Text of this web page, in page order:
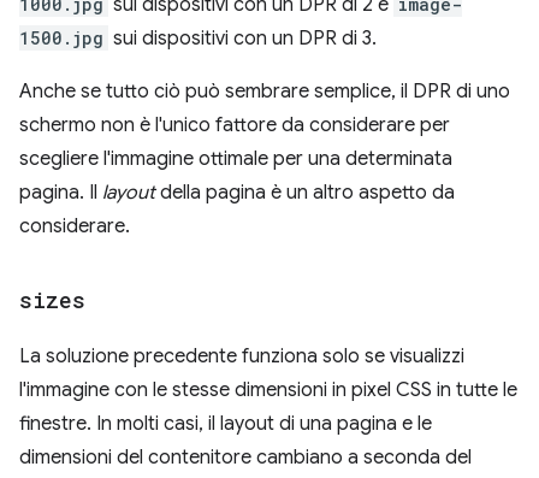
sui dispositivi con un DPR di 2 e
1500.jpg sui dispositivi con un DPR di 3.
Anche se tutto ciò può sembrare semplice, il DPR di uno
schermo non è l'unico fattore da considerare per
scegliere l'immagine ottimale per una determinata
pagina. Il layoutdella pagina è un altro aspetto da
considerare.
sizes
La soluzione precedente funziona solo se visualizzi
l'immagine con le stesse dimensioni in pixel CSS in tutte le
finestre. In molti casi, il layout di una pagina e le
dimensioni del contenitore cambiano a seconda del